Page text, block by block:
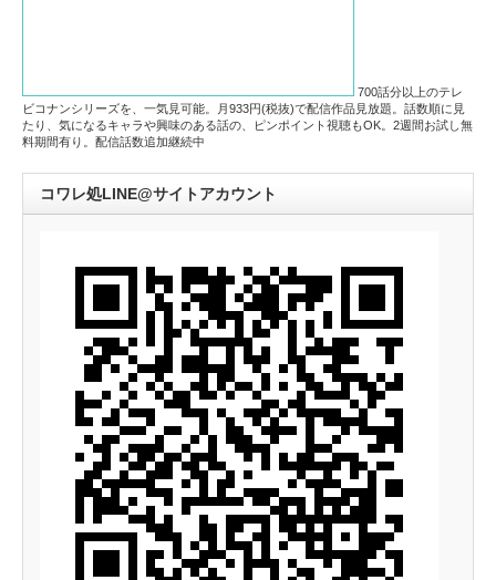
700話分以上のテレ
ビコナンシリーズを、一気見可能。月933円(税抜)で配信作品見放題。話数順に見
たり、気になるキャラや興味のある話の、ピンポイント視聴もOK。2週間お試し無
料期間有り。配信話数追加継続中
コワレ処LINE@サイトアカウント